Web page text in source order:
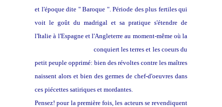
et l'époque dite " Baroque ". Période des plus fertiles qui
voit le goût du madrigal et sa pratique s'étendre de
l'Italie à l'Espagne et l'Angleterre au moment-même où la
conquiert les terres et les coeurs du
petit peuple opprimé: bien des révoltes contre les maîtres
naissent alors et bien des germes de chef-d'oeuvres dans
ces piécettes satiriques et mordantes.
Pensez! pour la première fois, les acteurs se revendiquent